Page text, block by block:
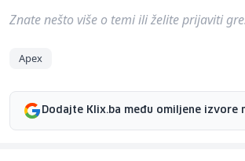
Znate nešto više o temi ili želite prijaviti
Apex
Dodajte Klix.ba među omiljene izvore